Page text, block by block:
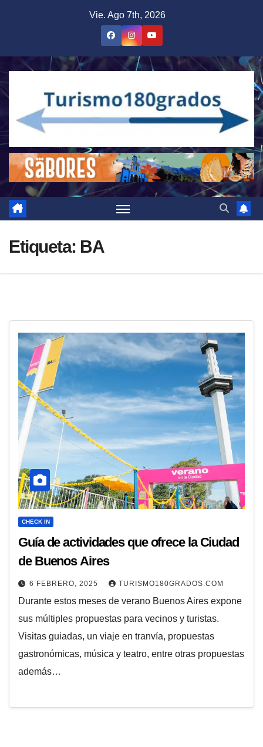
Vie. Ago 7th, 2026
Etiqueta: BA
CHECK IN
Guía de actividades que ofrece la Ciudad
de Buenos Aires
6 FEBRERO, 2025 TURISMO180GRADOS.COM
Durante estos meses de verano Buenos Aires expone
sus múltiples propuestas para vecinos y turistas.
Visitas guiadas, un viaje en tranvía, propuestas
gastronómicas, música y teatro, entre otras propuestas
además…